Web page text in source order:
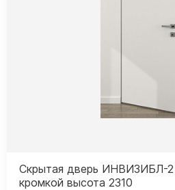
Скрытая дверь ИНВИЗИБЛ-2
кромкой высота 2310